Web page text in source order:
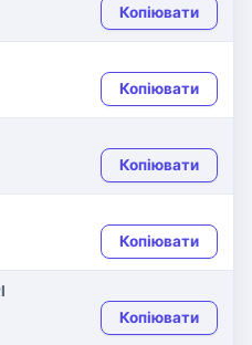
Копіювати
Копіювати
Копіювати
Копіювати
Копіювати